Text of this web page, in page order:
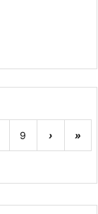
9 › »